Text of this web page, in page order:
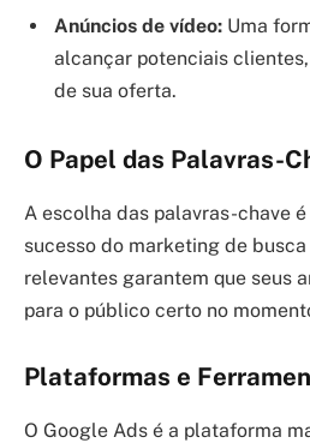
Anúncios de vídeo: Uma
alcançar potenciais
de sua oferta.
O Papel das Palavras-
A escolha das palavras-chave
sucesso do marketing de
relevantes garantem que seus
para o público certo no
Plataformas e
O Google Ads é a plataforma